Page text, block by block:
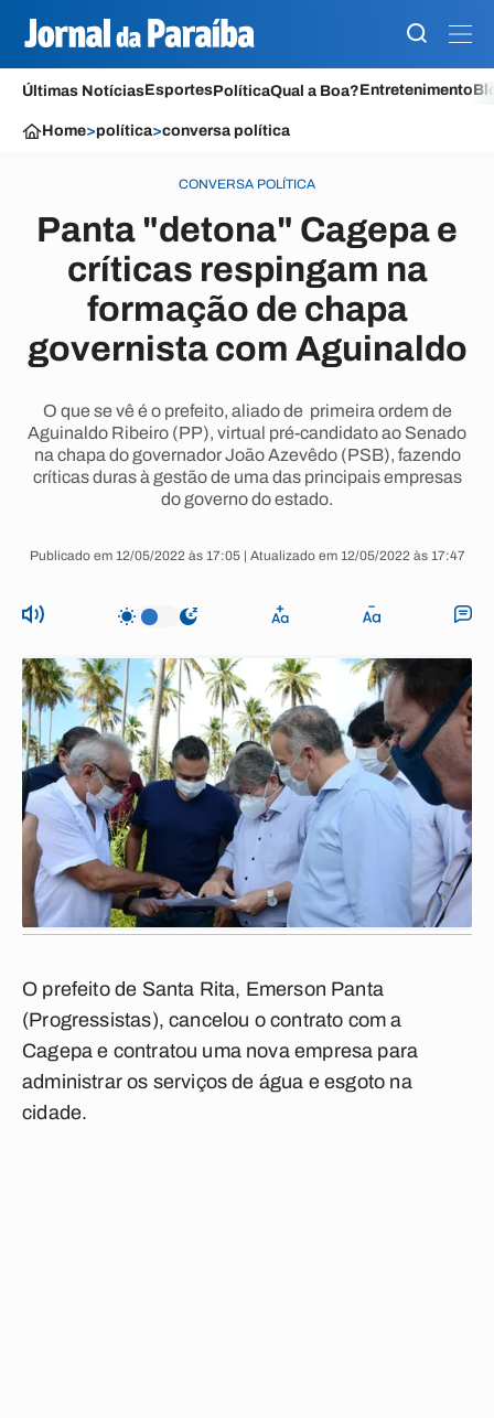
Últimas NotíciasEsportesPolíticaQual a Boa?Entretenimento
Home>política>conversa política
CONVERSA POLÍTICA
Panta "detona" Cagepa e
críticas respingam na
formação de chapa
governista com Aguinaldo
O que se vê é o prefeito, aliado de primeira ordem de
Aguinaldo Ribeiro (PP), virtual pré-candidato ao Senado
na chapa do governador João Azevêdo (PSB), fazendo
críticas duras à gestão de uma das principais empresas
do governo do estado.
Publicado em 12/05/2022 às 17:05 | Atualizado em 12/05/2022 às 17:47
O prefeito de Santa Rita, Emerson Panta
(Progressistas), cancelou o contrato com a
Cagepa e contratou uma nova empresa para
administrar os serviços de água e esgoto na
cidade.